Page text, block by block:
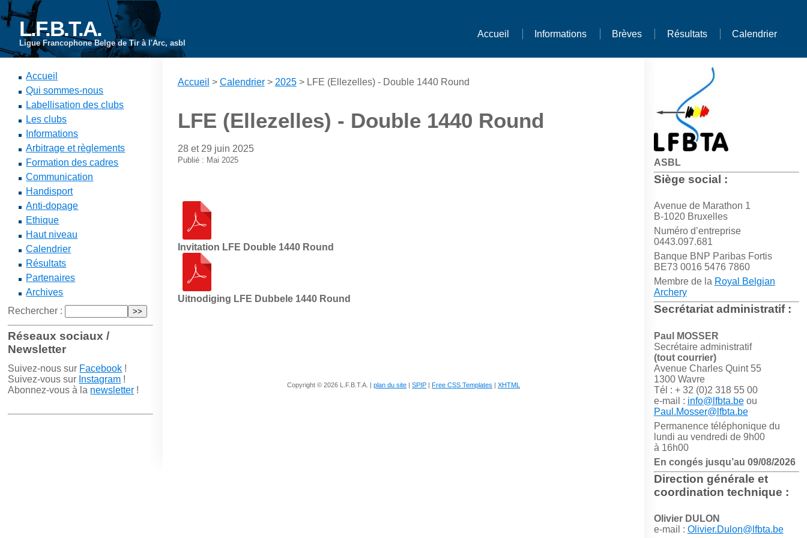
L.F.B.T.A.
Ligue Francophone Belge de Tir à l'Arc, asbl
Accueil Informations Brèves Résultats Calendrier
ASBL
Siège social :
Avenue de Marathon 1
B-1020 Bruxelles
Numéro d’entreprise
0443.097.681
Banque BNP Paribas Fortis
BE73 0016 5476 7860
Membre de la Royal Belgian
Archery
Secrétariat administratif :
Paul MOSSER
Secrétaire administratif
(tout courrier)
Avenue Charles Quint 55
1300 Wavre
Tél : + 32 (0)2 318 55 00
e-mail : info@lfbta.beou
Paul.Mosser@lfbta.be
Permanence téléphonique du
lundi au vendredi de 9h00
à 16h00
En congés jusqu’au 09/08/2026
Direction générale et
coordination technique :
Olivier DULON
e-mail : Olivier.Dulon@lfbta.be
Accueil
Qui sommes-nous
Labellisation des clubs
Les clubs
Informations
Arbitrage et règlements
Formation des cadres
Communication
Handisport
Anti-dopage
Ethique
Haut niveau
Calendrier
Résultats
Partenaires
Archives
Rechercher :
Réseaux sociaux /
Newsletter
Suivez-nous sur Facebook !
Suivez-vous sur Instagram !
Abonnez-vous à la newsletter !
Accueil > Calendrier> 2025> LFE (Ellezelles) - Double 1440 Round
LFE (Ellezelles) - Double 1440 Round
28 et 29 juin 2025
Publié : Mai 2025
Invitation LFE Double 1440 Round
Uitnodiging LFE Dubbele 1440 Round
Copyright © 2026 L.F.B.T.A. | plan du site | SPIP | Free CSS Templates | XHTML